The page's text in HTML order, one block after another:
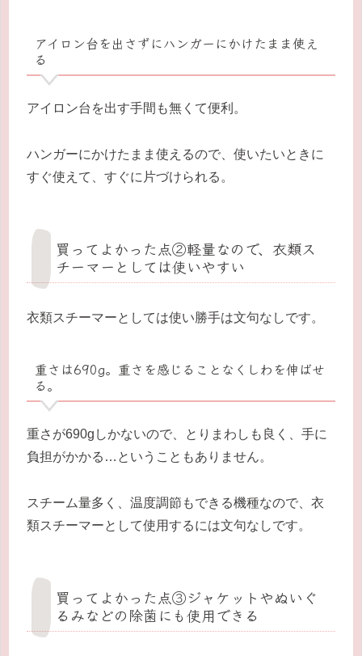
アイロン台を出さずにハンガーにかけたまま使え
る
アイロン台を出す手間も無くて便利。
ハンガーにかけたまま使えるので、使いたいときに
すぐ使えて、すぐに片づけられる。
買ってよかった点②軽量なので、衣類ス
チーマーとしては使いやすい
衣類スチーマーとしては使い勝手は文句なしです。
重さは690g。重さを感じることなくしわを伸ばせ
る。
重さが690gしかないので、とりまわしも良く、手に
負担がかかる…ということもありません。
スチーム量多く、温度調節もできる機種なので、衣
類スチーマーとして使用するには文句なしです。
買ってよかった点③ジャケットやぬいぐ
るみなどの除菌にも使用できる